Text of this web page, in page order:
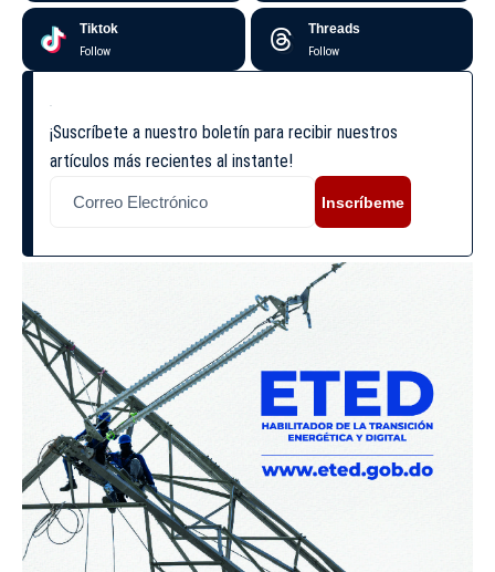
Tiktok
Follow
Threads
Follow
¡Suscríbete a nuestro boletín para recibir nuestros
artículos más recientes al instante!
Inscríbeme